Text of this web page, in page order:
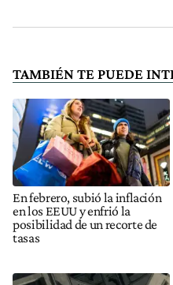
TAMBIÉN TE PUEDE
En febrero, subió la inflación
en los EEUU y enfrió la
posibilidad de un recorte de
tasas